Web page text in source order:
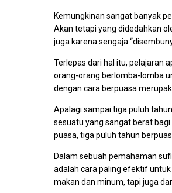
Kemungkinan sangat banyak
Akan tetapi yang didedahkan
juga karena sengaja
Terlepas dari hal itu, pelajaran
orang-orang berlomba-lomba
dengan cara berpuasa
Apalagi sampai tiga puluh
sesuatu yang sangat berat
puasa, tiga puluh tahun
Dalam sebuah pemahaman
adalah cara paling efektif untuk
makan dan minum, tapi juga